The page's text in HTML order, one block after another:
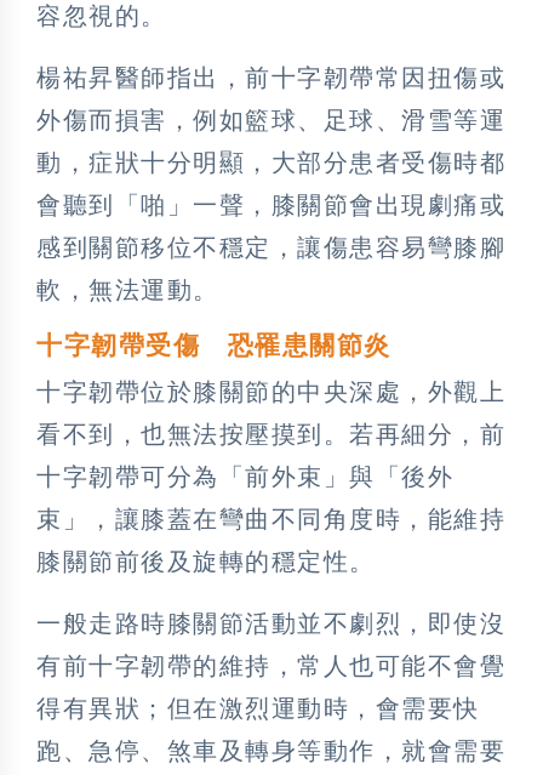
容忽視的。
楊祐昇醫師指出，前十字韌帶常因扭傷或
外傷而損害，例如籃球、足球、滑雪等運
動，症狀十分明顯，大部分患者受傷時都
會聽到「啪」一聲，膝關節會出現劇痛或
感到關節移位不穩定，讓傷患容易彎膝腳
軟，無法運動。
十字韌帶受傷 恐罹患關節炎
十字韌帶位於膝關節的中央深處，外觀上
看不到，也無法按壓摸到。若再細分，前
十字韌帶可分為「前外束」與「後外
束」，讓膝蓋在彎曲不同角度時，能維持
膝關節前後及旋轉的穩定性。
一般走路時膝關節活動並不劇烈，即使沒
有前十字韌帶的維持，常人也可能不會覺
得有異狀；但在激烈運動時，會需要快
跑、急停、煞車及轉身等動作，就會需要